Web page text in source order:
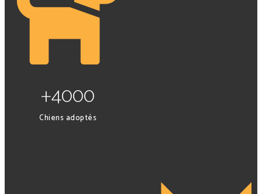
+4000
Chiens adoptés